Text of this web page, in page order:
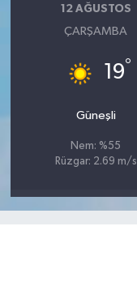
12 AĞUSTOS
ÇARŞAMBA
19°
Güneşli
Nem: %55
Rüzgar: 2.69 m/s